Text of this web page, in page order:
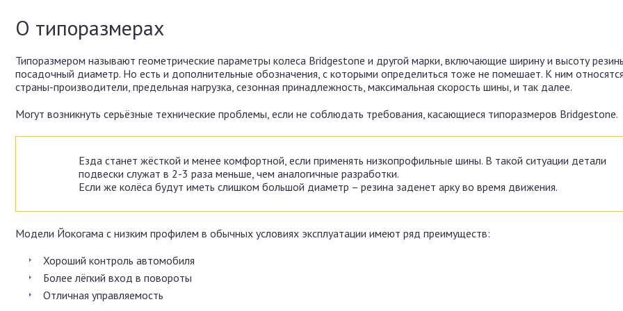
О типоразмерах
Типоразмером называют геометрические параметры колеса Bridgestone и другой марки, включающие ширину и высоту
посадочный диаметр. Но есть и дополнительные обозначения, с которыми определиться тоже не помешает. К ним
страны-производители, предельная нагрузка, сезонная принадлежность, максимальная скорость шины, и так далее.
Могут возникнуть серьёзные технические проблемы, если не соблюдать требования, касающиеся типоразмеров Bridgestone.
Езда станет жёсткой и менее комфортной, если применять низкопрофильные шины. В такой ситуации детали
подвески служат в 2-3 раза меньше, чем аналогичные разработки.
Если же колёса будут иметь слишком большой диаметр – резина заденет арку во время движения.
Модели Йокогама с низким профилем в обычных условиях эксплуатации имеют ряд преимуществ:
Хороший контроль автомобиля
Более лёгкий вход в повороты
Отличная управляемость